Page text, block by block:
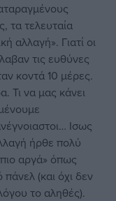
τα τελευταία
αλλαγή». Γιατί οι
τις ευθύνες
κοντά 10 μέρες.
Τι να μας κάνει
Ισως
ήρθε πολύ
αργά» όπως
(και όχι δεν
το αληθές).